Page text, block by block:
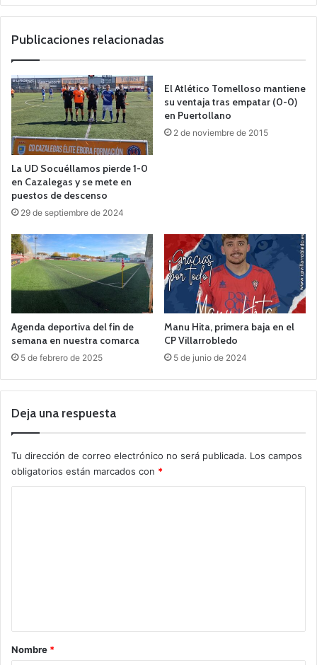
Publicaciones relacionadas
La UD Socuéllamos pierde 1-0
en Cazalegas y se mete en
puestos de descenso
29 de septiembre de 2024
El Atlético Tomelloso mantiene
su ventaja tras empatar (0-0)
en Puertollano
2 de noviembre de 2015
Agenda deportiva del fin de
semana en nuestra comarca
5 de febrero de 2025
Manu Hita, primera baja en el
CP Villarrobledo
5 de junio de 2024
Deja una respuesta
Tu dirección de correo electrónico no será publicada. Los campos
obligatorios están marcados con *
r
Nombre *